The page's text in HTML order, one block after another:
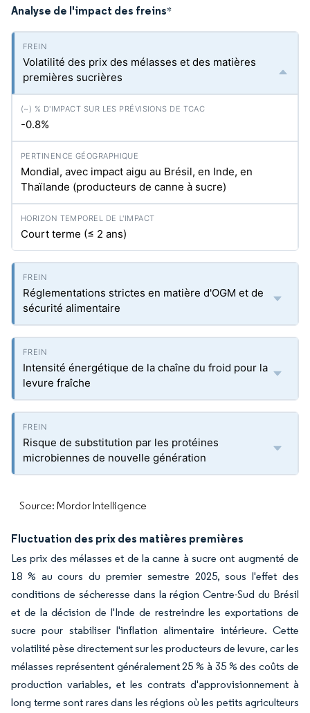
Analyse de l'impact des freins*
Volatilité des prix des mélasses et des matières
premières sucrières
-0.8%
Mondial, avec impact aigu au Brésil, en Inde, en
Thaïlande (producteurs de canne à sucre)
Court terme (≤ 2 ans)
Réglementations strictes en matière d'OGM et de
sécurité alimentaire
Intensité énergétique de la chaîne du froid pour la
levure fraîche
Risque de substitution par les protéines
microbiennes de nouvelle génération
Source: Mordor Intelligence
Fluctuation des prix des matières premières
Les prix des mélasses et de la canne à sucre ont augmenté de
18 % au cours du premier semestre 2025, sous l'effet des
conditions de sécheresse dans la région Centre-Sud du Brésil
et de la décision de l'Inde de restreindre les exportations de
sucre pour stabiliser l'inflation alimentaire intérieure. Cette
volatilité pèse directement sur les producteurs de levure, car les
mélasses représentent généralement 25 % à 35 % des coûts de
production variables, et les contrats d'approvisionnement à
long terme sont rares dans les régions où les petits agriculteurs